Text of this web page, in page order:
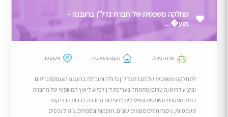
מחלקה משפטית של חברת נדל"ן ברעננה -
מוע�...
אווירה כיפית מקום שהוא בית מיקום פגז
למחלקה משפטית של חברת נדל"ן גדולה ומובילה ברעננה העוסקת בייזום
וביצוע דרוש/ה טרום/מתמחה בעריכת דין לסיוע ליועץ המשפטי של החברה
במתן מעטפת משפטית ותפעולית לפעילות החברה לרבות - בדיקות
משפטיות, ניסוח חוזים מסוגים שונים, תוספות ונספחים, ניהול נכסים